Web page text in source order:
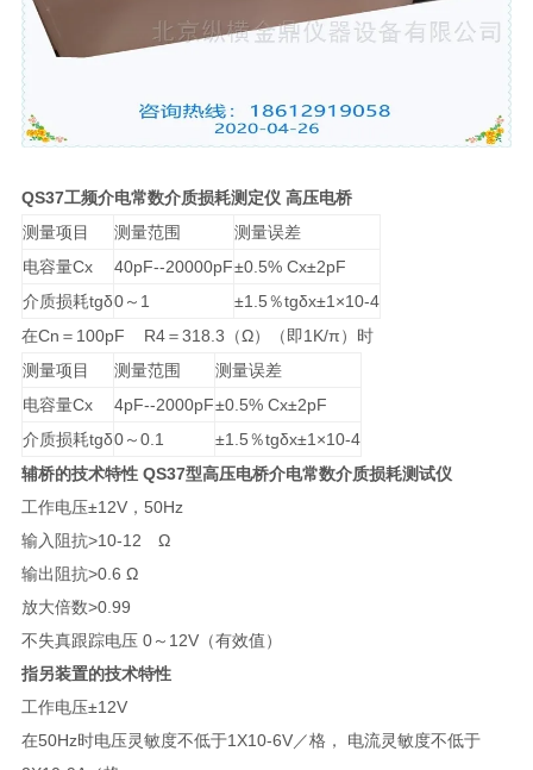
QS37工频介电常数介质损耗测定仪 高压电桥
测量项目
测量范围
测量误差
电容量Cx
40pF--20000pF±0.5% Cx±2pF
介质损耗tgδ0～1
±1.5％tgδx±1×10-4
在Cn＝100pF R4＝318.3（Ω）（即1K/π）时
测量项目
测量范围
测量误差
电容量Cx
4pF--2000pF±0.5% Cx±2pF
介质损耗tgδ0～0.1
±1.5％tgδx±1×10-4
辅桥的技术特性 QS37型高压电桥介电常数介质损耗测试仪
工作电压±12V，50Hz
输入阻抗>10-12 Ω
输出阻抗>0.6 Ω
放大倍数>0.99
不失真跟踪电压 0～12V（有效值）
指另装置的技术特性
工作电压±12V
在50Hz时电压灵敏度不低于1X10-6V／格， 电流灵敏度不低于